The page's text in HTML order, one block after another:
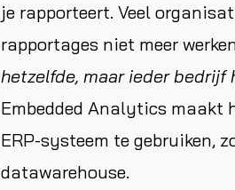
je rapporteert. Veel
rapportages niet meer
hetzelfde, maar ieder
Embedded Analytics maakt
ERP-systeem te gebruiken,
datawarehouse.